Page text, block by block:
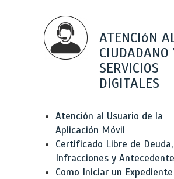
ATENCIóN
CIUDADANO
SERVICIOS
DIGITALES
Atención al Usuario de la
Aplicación Móvil
Certificado Libre de Deuda,
Infracciones y
Como Iniciar un